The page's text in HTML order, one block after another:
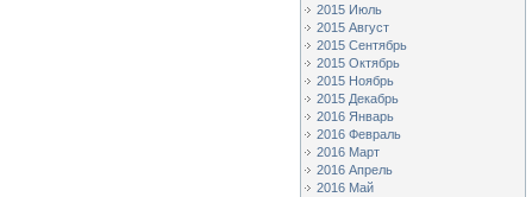
2015 Июль
2015 Август
2015 Сентябрь
2015 Октябрь
2015 Ноябрь
2015 Декабрь
2016 Январь
2016 Февраль
2016 Март
2016 Апрель
2016 Май